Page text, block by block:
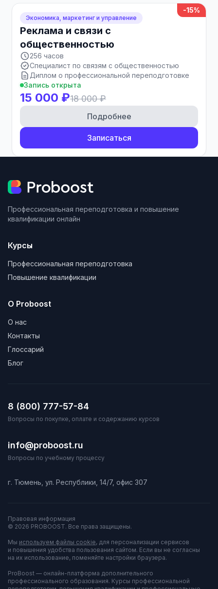
-15%
Экономика, маркетинг и управление
Реклама и связи с
общественностью
256 часов
Специалист по связям с общественностью
Диплом о профессиональной переподготовке
Запись открыта
15 000 ₽18 000 ₽
Подробнее
Записаться
Профессиональная переподготовка и повышение
квалификации онлайн
Курсы
Профессиональная переподготовка
Повышение квалификации
О Proboost
О нас
Контакты
Глоссарий
Блог
8 (800) 777-57-84
Вопросы по покупке, оплате и содержанию курсов
info@proboost.ru
Вопросы по учебному процессу
г. Тюмень, ул. Республики, 14/7, офис 307
Правовая информация
© 2026 PROBOOST. Все права защищены.
Мы используем файлы cookie, для персонализации сервисов
и повышения удобства пользования сайтом. Если вы не согласны
на их использование, поменяйте настройки браузера.
ProBoost — онлайн-платформа дополнительного
профессионального образования. Курсы профессиональной